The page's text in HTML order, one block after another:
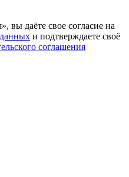
вы даёте свое согласие на
и подтверждаете своё
соглашения